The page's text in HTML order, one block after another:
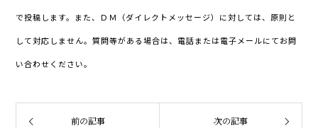
で投稿します。また、ＤＭ（ダイレクトメッセージ）に対しては、原則と
して対応しません。質問等がある場合は、電話または電子メールにてお問
い合わせください。
前の記事 次の記事